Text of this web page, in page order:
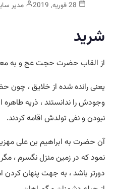
مدیر
شرید
از القاب حضرت حجت عج و به
یعنی رانده شده از خلایق ، چون
وجودش را ندانستند ، ذریه
نبودن و نفی تولدش اقامه کردند.
آن حضرت به ابراهیم بن علی
نمود که در زمین منزل نگسرم ،
دورتر باشد ، به جهت پنهان